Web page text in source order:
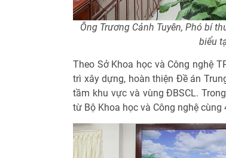
Ông Trương Cảnh Tuyên, Phó bí
biểu
Theo Sở Khoa học và Công nghệ
trì xây dựng, hoàn thiện Đề án
tầm khu vực và vùng ĐBSCL.
từ Bộ Khoa học và Công nghệ